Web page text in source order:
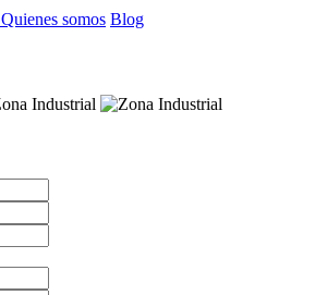
Quienes somos Blog